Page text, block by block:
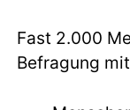
Fast 2.000
Befragung